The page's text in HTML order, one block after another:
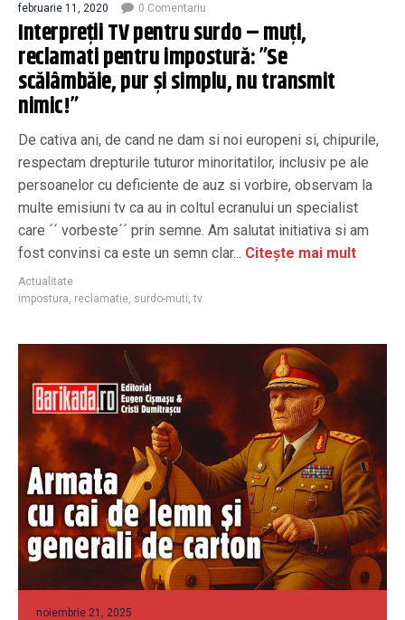
februarie 11, 2020 0 Comentariu
Interpreții TV pentru surdo – muți,
reclamati pentru impostură: ”Se
scălâmbăie, pur și simplu, nu transmit
nimic!”
De cativa ani, de cand ne dam si noi europeni si, chipurile,
respectam drepturile tuturor minoritatilor, inclusiv pe ale
persoanelor cu deficiente de auz si vorbire, observam la
multe emisiuni tv ca au in coltul ecranului un specialist
care ´´ vorbeste´´ prin semne. Am salutat initiativa si am
fost convinsi ca este un semn clar... Citește mai mult
Actualitate
impostura, reclamatie, surdo-muti,tv
noiembrie 21, 2025